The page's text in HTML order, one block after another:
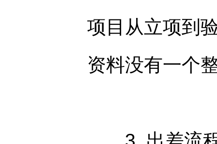
项目从立项到
资料没有一个